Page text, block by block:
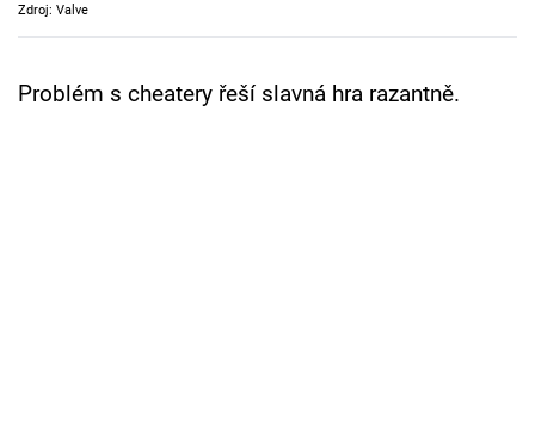
Přihlášení
Zdroj: Valve
Problém s cheatery řeší slavná hra razantně.